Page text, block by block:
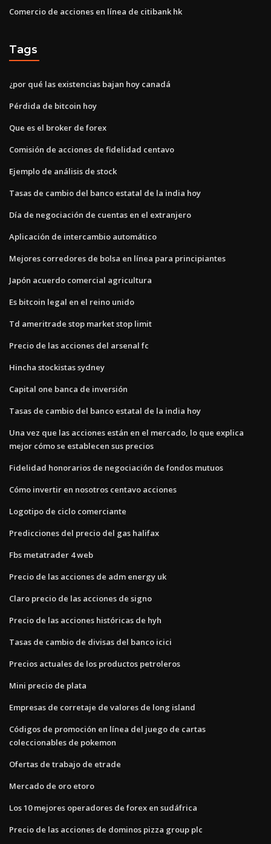
Comercio de acciones en línea de citibank hk
Tags
¿por qué las existencias bajan hoy canadá
Pérdida de bitcoin hoy
Que es el broker de forex
Comisión de acciones de fidelidad centavo
Ejemplo de análisis de stock
Tasas de cambio del banco estatal de la india hoy
Día de negociación de cuentas en el extranjero
Aplicación de intercambio automático
Mejores corredores de bolsa en línea para principiantes
Japón acuerdo comercial agricultura
Es bitcoin legal en el reino unido
Td ameritrade stop market stop limit
Precio de las acciones del arsenal fc
Hincha stockistas sydney
Capital one banca de inversión
Tasas de cambio del banco estatal de la india hoy
Una vez que las acciones están en el mercado, lo que explica
mejor cómo se establecen sus precios
Fidelidad honorarios de negociación de fondos mutuos
Cómo invertir en nosotros centavo acciones
Logotipo de ciclo comerciante
Predicciones del precio del gas halifax
Fbs metatrader 4 web
Precio de las acciones de adm energy uk
Claro precio de las acciones de signo
Precio de las acciones históricas de hyh
Tasas de cambio de divisas del banco icici
Precios actuales de los productos petroleros
Mini precio de plata
Empresas de corretaje de valores de long island
Códigos de promoción en línea del juego de cartas
coleccionables de pokemon
Ofertas de trabajo de etrade
Mercado de oro etoro
Los 10 mejores operadores de forex en sudáfrica
Precio de las acciones de dominos pizza group plc